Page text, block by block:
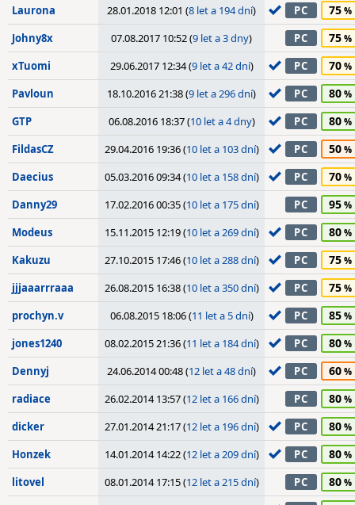
Laurona 28.01.2018 12:01 (8 let a 194 dní) PC 75
Johny8x 07.08.2017 10:52 (9 let a 3 dny) PC 75
xTuomi 29.06.2017 12:34 (9 let a 42 dní) PC 70
Pavloun 18.10.2016 21:38 (9 let a 296 dní) PC 80
GTP 06.08.2016 18:37 (10 let a 4 dny) PC 80
FildasCZ 29.04.2016 19:36 (10 let a 103 dní) PC 50
Daecius 05.03.2016 09:34 (10 let a 158 dní) PC 70
Danny29 17.02.2016 00:35 (10 let a 175 dní) PC 95
Modeus 15.11.2015 12:19 (10 let a 269 dní) PC 80
Kakuzu 27.10.2015 17:46 (10 let a 288 dní) PC 75
jjjaaarrraaa 26.08.2015 16:38 (10 let a 350 dní) PC 75
prochyn.v 06.08.2015 18:06 (11 let a 5 dní) PC 85
jones1240 08.02.2015 21:36 (11 let a 184 dní) PC 80
Dennyj 24.06.2014 00:48 (12 let a 48 dní) PC 60
radiace 26.02.2014 13:57 (12 let a 166 dní) PC 80
dicker 27.01.2014 21:17 (12 let a 196 dní) PC 80
Honzek 14.01.2014 14:22 (12 let a 209 dní) PC 80
litovel 08.01.2014 17:15 (12 let a 215 dní) PC 80